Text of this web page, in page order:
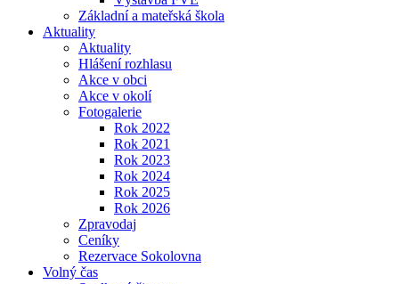
Základní a mateřská škola
Aktuality
Aktuality
Hlášení rozhlasu
Akce v obci
Akce v okolí
Fotogalerie
Rok 2022
Rok 2021
Rok 2023
Rok 2024
Rok 2025
Rok 2026
Zpravodaj
Ceníky
Rezervace Sokolovna
Volný čas